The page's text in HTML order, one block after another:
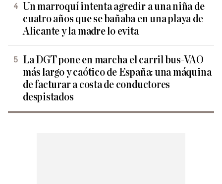
Un marroquí intenta agredir a una niña de
cuatro años que se bañaba en una playa de
Alicante y la madre lo evita
La DGT pone en marcha el carril bus-VAO
más largo y caótico de España: una máquina
de facturar a costa de conductores
despistados